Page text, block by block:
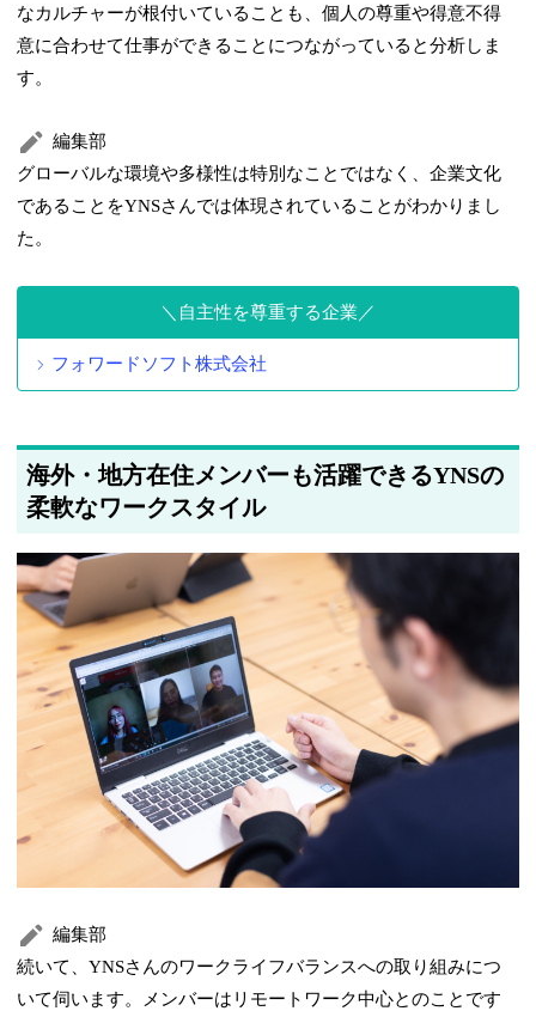
なカルチャーが根付いていることも、個人の尊重や得意不得
意に合わせて仕事ができることにつながっていると分析しま
す。
編集部
グローバルな環境や多様性は特別なことではなく、企業文化
であることをYNSさんでは体現されていることがわかりまし
た。
自主性を尊重する企業
フォワードソフト株式会社
海外・地方在住メンバーも活躍できるYNSの
柔軟なワークスタイル
編集部
続いて、YNSさんのワークライフバランスへの取り組みにつ
いて伺います。メンバーはリモートワーク中心とのことです